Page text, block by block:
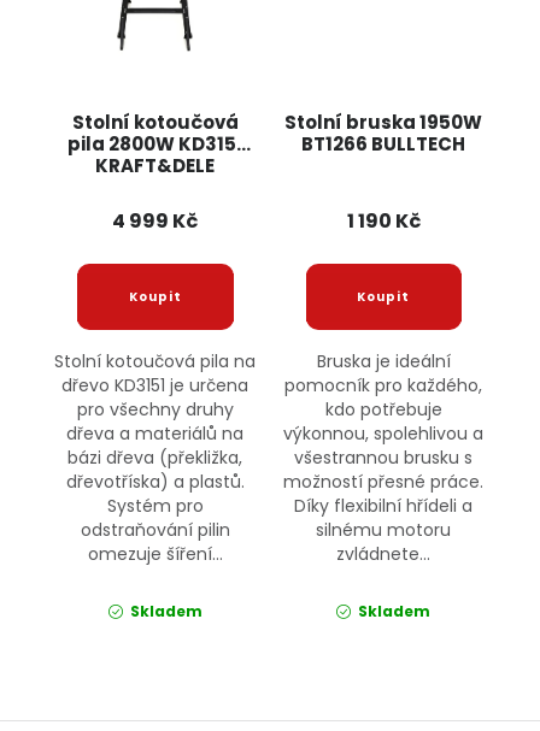
Stolní kotoučová
pila 2800W KD3151
KRAFT&DELE
4 999 Kč
Stolní kotoučová pila na
dřevo KD3151 je určena
pro všechny druhy
dřeva a materiálů na
bázi dřeva (překližka,
dřevotříska) a plastů.
Systém pro
odstraňování pilin
omezuje šíření...
Skladem
Stolní bruska 1950W
BT1266 BULLTECH
1 190 Kč
Bruska je ideální
pomocník pro každého,
kdo potřebuje
výkonnou, spolehlivou a
všestrannou brusku s
možností přesné práce.
Díky flexibilní hřídeli a
silnému motoru
zvládnete...
Skladem